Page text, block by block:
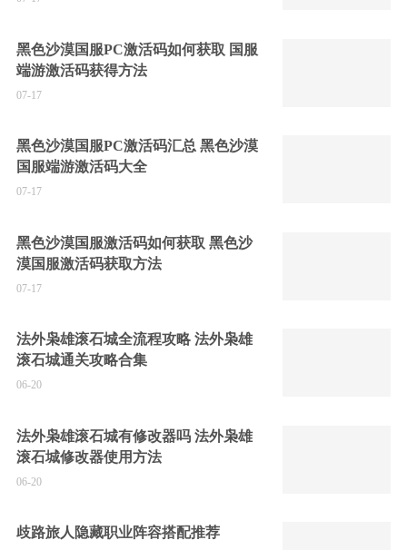
黑色沙漠国服PC激活码如何获取 国服
端游激活码获得方法
07-17
黑色沙漠国服PC激活码汇总 黑色沙漠
国服端游激活码大全
07-17
黑色沙漠国服激活码如何获取 黑色沙
漠国服激活码获取方法
07-17
法外枭雄滚石城全流程攻略 法外枭雄
滚石城通关攻略合集
06-20
法外枭雄滚石城有修改器吗 法外枭雄
滚石城修改器使用方法
06-20
歧路旅人隐藏职业阵容搭配推荐